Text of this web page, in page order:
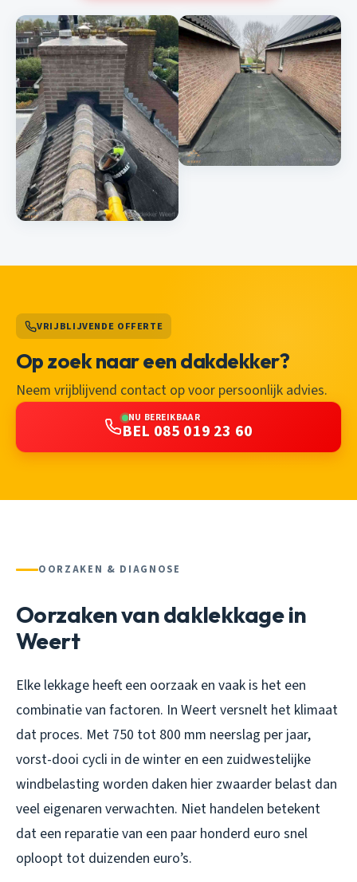
VRIJBLIJVENDE OFFERTE
Op zoek naar een dakdekker?
Neem vrijblijvend contact op voor persoonlijk advies.
NU BEREIKBAAR
BEL 085 019 23 60
OORZAKEN & DIAGNOSE
Oorzaken van daklekkage in
Weert
Elke lekkage heeft een oorzaak en vaak is het een
combinatie van factoren. In Weert versnelt het klimaat
dat proces. Met 750 tot 800 mm neerslag per jaar,
vorst-dooi cycli in de winter en een zuidwestelijke
windbelasting worden daken hier zwaarder belast dan
veel eigenaren verwachten. Niet handelen betekent
dat een reparatie van een paar honderd euro snel
oploopt tot duizenden euro’s.